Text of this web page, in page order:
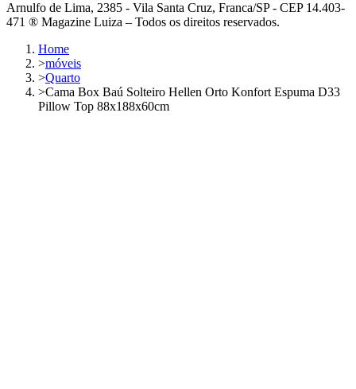
Arnulfo de Lima, 2385 - Vila Santa Cruz, Franca/SP - CEP 14.403-
471 ® Magazine Luiza – Todos os direitos reservados.
Home
>móveis
>Quarto
>Cama Box Baú Solteiro Hellen Orto Konfort Espuma D33
Pillow Top 88x188x60cm